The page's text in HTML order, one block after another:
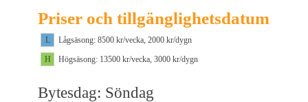
Priser och tillgänglighetsdatum
L
Lågsäsong: 8500 kr/vecka, 2000 kr/dygn
H
Högsäsong: 13500 kr/vecka, 3000 kr/dygn
Bytesdag: Söndag